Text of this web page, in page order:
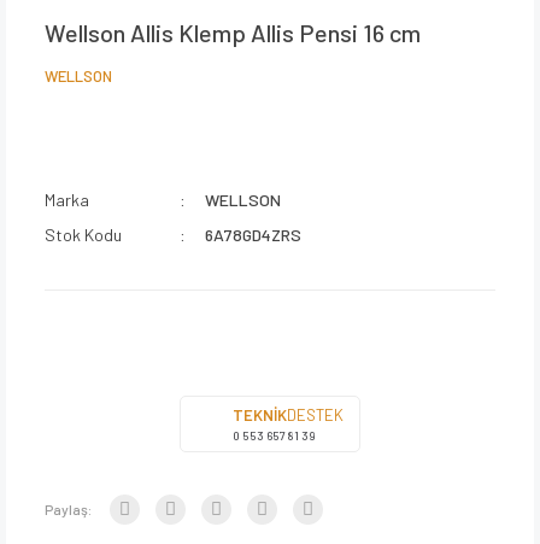
Wellson Allis Klemp Allis Pensi 16 cm
WELLSON
Marka
WELLSON
Stok Kodu
6A78GD4ZRS
TEKNİKDESTEK
0 553 657 81 39
Paylaş: